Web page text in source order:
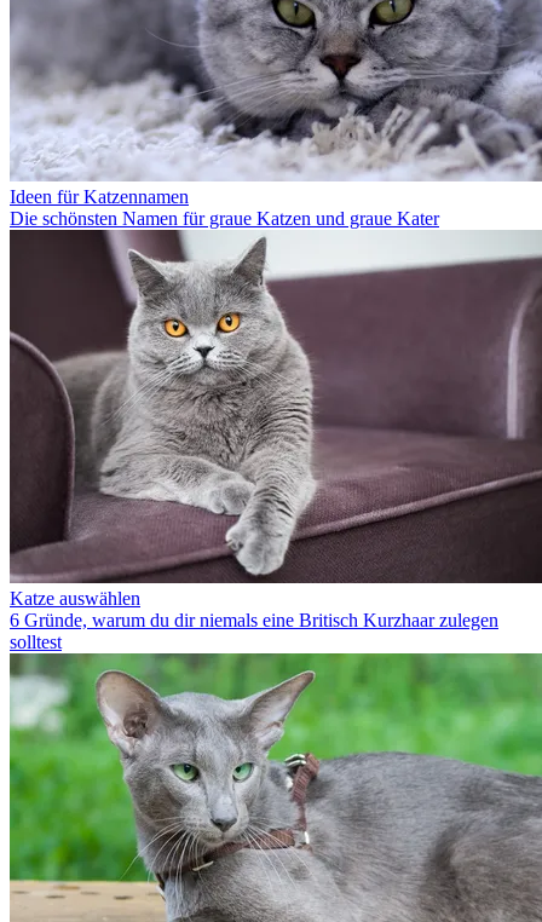
Ideen für Katzennamen
Die schönsten Namen für graue Katzen und graue Kater
Katze auswählen
6 Gründe, warum du dir niemals eine Britisch Kurzhaar zulegen
solltest